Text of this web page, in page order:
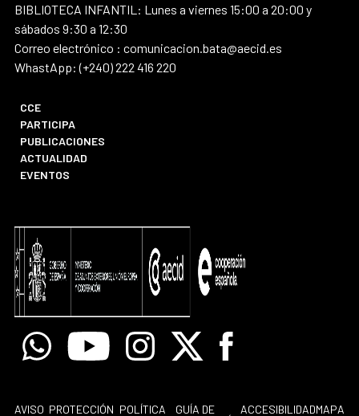
BIBLIOTECA INFANTIL: Lunes a viernes 15:00 a 20:00 y
sábados 9:30 a 12:30
Correo electrónico : comunicacion.bata@aecid.es
WhastApp: (+240) 222 416 220
CCE
PARTICIPA
PUBLICACIONES
ACTUALIDAD
EVENTOS
WhatsappYoutube Instagram
X Facebook
AVISO PROTECCIÓN POLÍTICA
GUÍA DE
ACCESIBILIDADMAPA